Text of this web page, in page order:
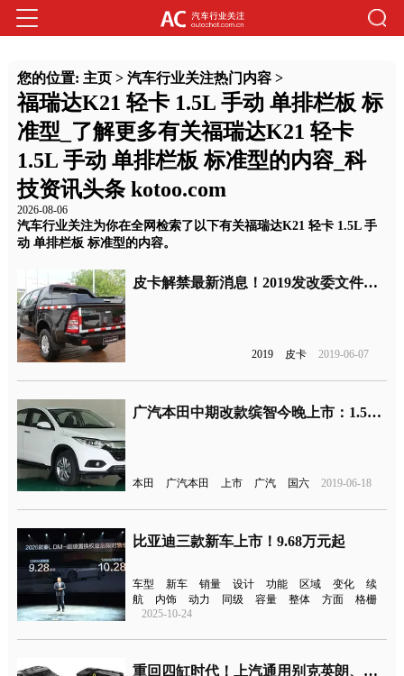
您的位置: 主页> 汽车行业关注热门内容>
福瑞达K21 轻卡 1.5L 手动 单排栏板 标
准型_了解更多有关福瑞达K21 轻卡
1.5L 手动 单排栏板 标准型的内容_科
技资讯头条 kotoo.com
2026-08-06
汽车行业关注为你在全网检索了以下有关福瑞达K21 轻卡 1.5L 手
动 单排栏板 标准型的内容。
皮卡解禁最新消息！2019发改委文件：鼓励部分城市加快取消皮卡进城限制
2019 皮卡 2019-06-07
广汽本田中期改款缤智今晚上市：1.5T+CVT、满足国六标准
本田 广汽本田 上市 广汽 国六 2019-06-18
比亚迪三款新车上市！9.68万元起
车型 新车 销量 设计 功能 区域 变化
续
航
内饰 动力 同级 容量 整体 方面
格栅
2025-10-24
重回四缸时代！上汽通用别克英朗、科鲁泽新增1.5L四缸车型